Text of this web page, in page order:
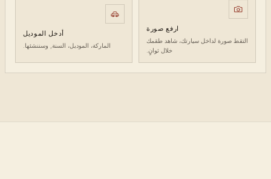
ارفع صورة
التقط صورة لداخل سيارتك، شاهد طقمك
خلال ثوانٍ.
أدخل الموديل
الماركة، الموديل، السنة, وسننشئها.